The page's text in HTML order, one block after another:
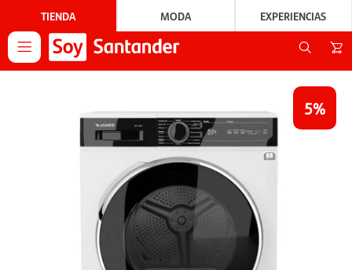
TIENDA MODA EXPERIENCIAS

5